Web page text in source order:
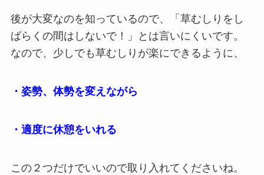
後が大変なのを知っているので、「草むしりをし
ばらくの間はしないで！」とは言いにくいです。
なので、少しでも草むしりが楽にできるように、
・姿勢、体勢を変えながら
・適度に休憩をいれる
この２つだけでいいので取り入れてくださいね。